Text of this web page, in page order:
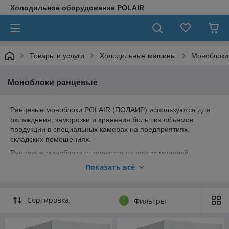
Холодильное оборудование POLAIR
Товары и услуги Холодильные машины
Моноблоки ранцевые
Ранцевые моноблоки POLAIR (ПОЛАИР) используются для
охлаждения, заморозки и хранения больших объемов
продукции в специальных камерах на предприятиях,
складских помещениях.
Ранцевые моноблоки отличаются от других моделей
наличием микроканального алюминиевого конденсатора,
благодаря чему снижается энергопотребление и расход
чему габариты теплообменника стали меньше, масса
моделями. все холодильные машины ПОЛАИР заправлены
Показать всё
Сортировка 0 Фильтры